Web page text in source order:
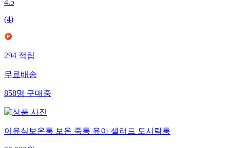
4.5
(4)
294적립
무료배송
858명구매중
이유식보온통 보온 죽통 유아 샐러드 도시락통